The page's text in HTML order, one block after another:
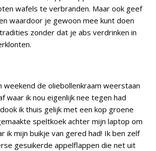
wafels te verbranden. Maar ook geef
waardoor je gewoon mee kunt doen
zonder dat je abs verdrinken in
weekend de oliebollenkraam weerstaan
waar ik nou eigenlijk nee tegen had
ik thuis gelijk met een kop groene
speltkoek achter mijn laptop om
ik mijn buikje van gered had! Ik ben zelf
gesuikerde appelflappen die net uit